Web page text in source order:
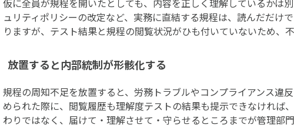
仮に全員が規程を開いたとしても、内容を正しく理解しているかは
ュリティポリシーの改定など、実務に直結する規程は、読んだだけ
りますが、テスト結果と規程の閲覧状況がひも付いていないため、
放置すると内部統制が形骸化する
規程の周知不足を放置すると、労務トラブルやコンプライアンス違
められた際に、閲覧履歴も理解度テストの結果も提示できなければ
わりではなく、届けて・理解させて・守らせるところまでが管理部門